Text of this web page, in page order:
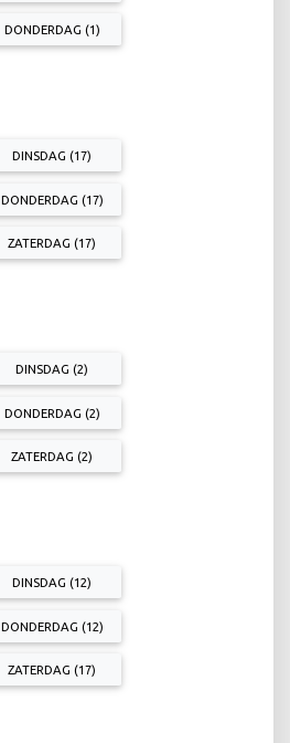
DONDERDAG (1)
DINSDAG (17)
DONDERDAG (17)
ZATERDAG (17)
DINSDAG (2)
DONDERDAG (2)
ZATERDAG (2)
DINSDAG (12)
DONDERDAG (12)
ZATERDAG (17)